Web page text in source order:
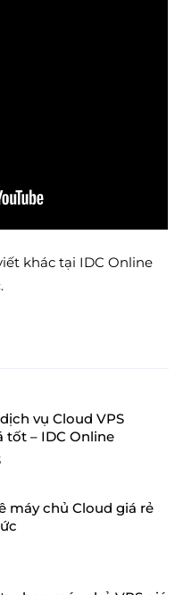
khác tại IDC Online
.
vụ Cloud VPS
tốt – IDC Online
máy chủ Cloud giá rẻ